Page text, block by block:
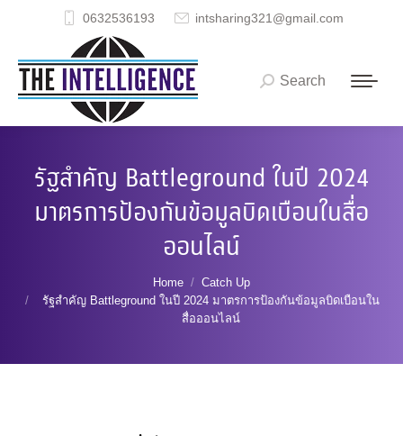
0632536193 intsharing321@gmail.com
Search:
Search
รัฐสำคัญ Battleground ในปี 2024
มาตรการป้องกันข้อมูลบิดเบือนในสื่อ
ออนไลน์
Home
Catch Up
รัฐสำคัญ Battleground ในปี 2024 มาตรการป้องกันข้อมูลบิดเบือนใน
สื่อออนไลน์